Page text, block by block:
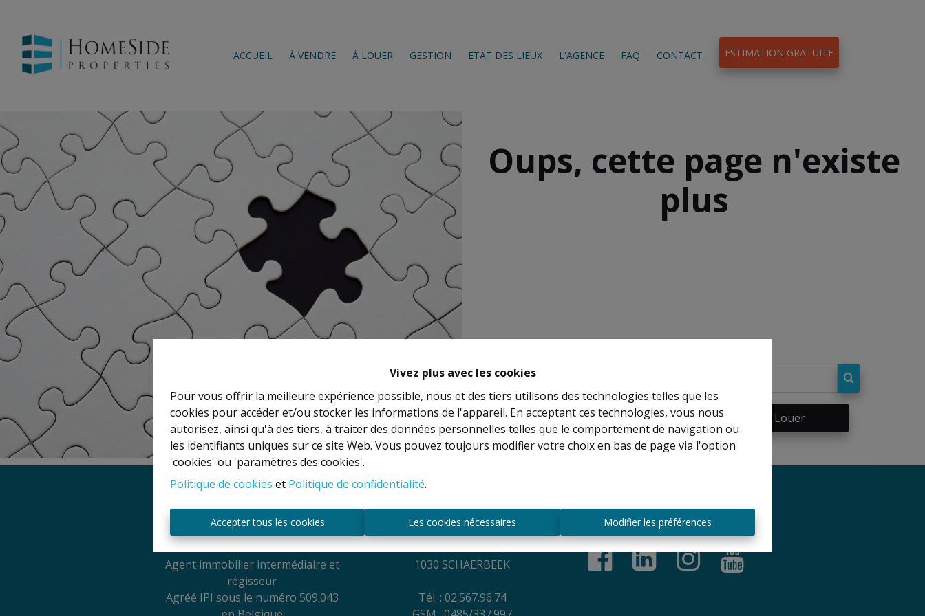
Vivez plus avec les cookies
Pour vous offrir la meilleure expérience possible, nous et des tiers utilisons des technologies telles que les
cookies pour accéder et/ou stocker les informations de l'appareil. En acceptant ces technologies, vous nous
autorisez, ainsi qu'à des tiers, à traiter des données personnelles telles que le comportement de navigation ou
les identifiants uniques sur ce site Web. Vous pouvez toujours modifier votre choix en bas de page via l'option
'cookies' ou 'paramètres des cookies'.
Politique de cookies et Politique de confidentialité.
Accepter tous les cookies Les cookies nécessaires Modifier les préférences
ACCUEIL À VENDRE À LOUER GESTION ETAT DES LIEUX L'AGENCE FAQ CONTACT ESTIMATION GRATUITE
Oups, cette page n'existe
plus
À Vendre À Louer
Mentions légales
Titulaire IPI: David GUNEL
Agent immobilier intermédiaire et
régisseur
Agréé IPI sous le numéro 509.043
Contact
Rue Anatole France, 44
1030 SCHAERBEEK
Tél. : 02.567.96.74